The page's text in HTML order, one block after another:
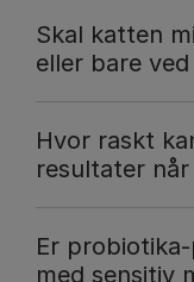
Skal katten
eller bare
Hvor raskt
resultater
Er
med sensitiv